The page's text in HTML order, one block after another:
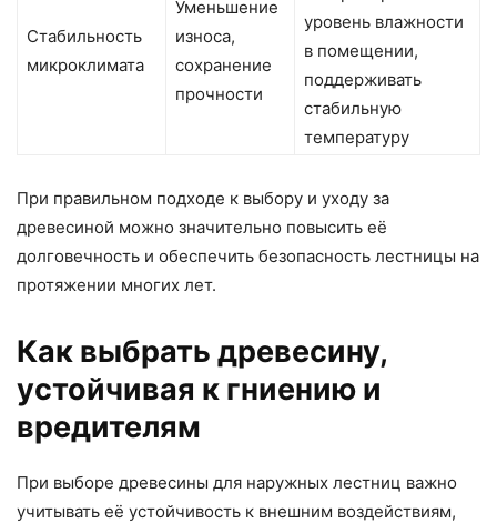
Стабильность
микроклимата
Уменьшение
износа,
сохранение
прочности
уровень влажности
в помещении,
поддерживать
стабильную
температуру
При правильном подходе к выбору и уходу за
древесиной можно значительно повысить её
долговечность и обеспечить безопасность лестницы на
протяжении многих лет.
Как выбрать древесину,
устойчивая к гниению и
вредителям
При выборе древесины для наружных лестниц важно
учитывать её устойчивость к внешним воздействиям,